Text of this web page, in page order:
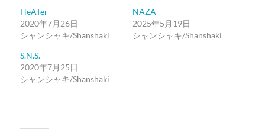
HeATer
2020年7月26日
シャンシャキ/Shanshaki
NAZA
2025年5月19日
シャンシャキ/Shanshaki
S.N.S.
2020年7月25日
シャンシャキ/Shanshaki